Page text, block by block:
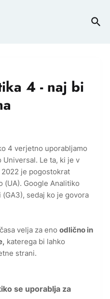
4 - naj bi
4 verjetno uporabljamo
Le ta, ki je v
je pogostokrat
(UA). Google Analitiko
sedaj ko je govora
velja za eno odlično in
katerega bi lahko
strani.
se uporablja za